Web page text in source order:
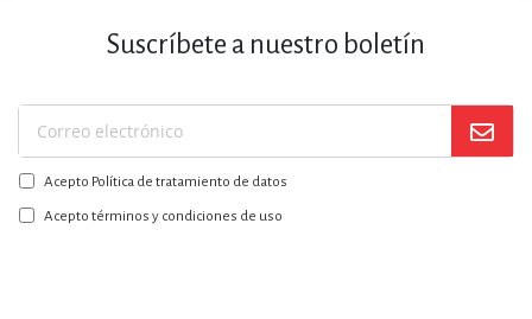
Suscríbete a nuestro boletín
Suscríbase
a
nuestro
boletín:
Acepto Política de tratamiento de datos
Acepto términos y condiciones de uso